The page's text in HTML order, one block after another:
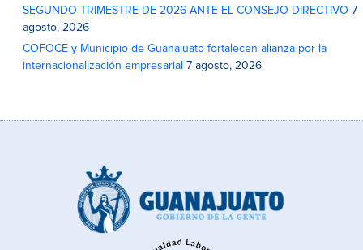
SEGUNDO TRIMESTRE DE 2026 ANTE EL CONSEJO DIRECTIVO 7
agosto, 2026
COFOCE y Municipio de Guanajuato fortalecen alianza por la
internacionalización empresarial 7 agosto, 2026